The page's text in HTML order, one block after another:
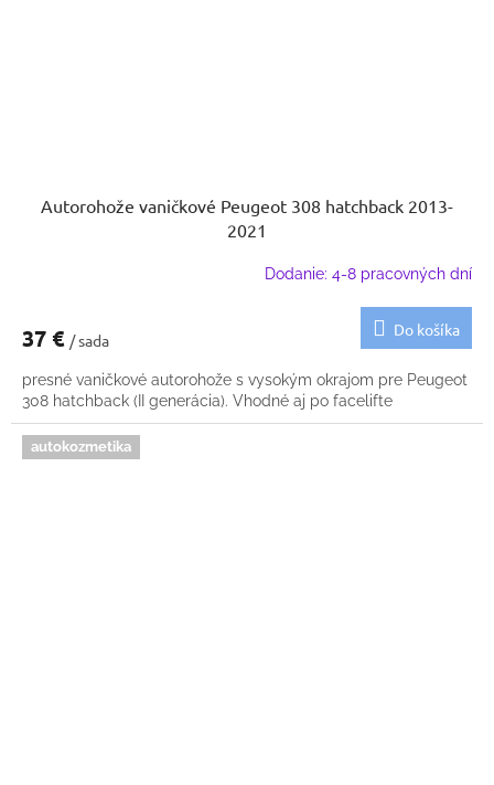
Autorohože vaničkové Peugeot 308 hatchback 2013-
2021
Dodanie: 4-8 pracovných dní
37 € / sada
Do košíka
presné vaničkové autorohože s vysokým okrajom pre Peugeot
308 hatchback (II generácia). Vhodné aj po facelifte
autokozmetika